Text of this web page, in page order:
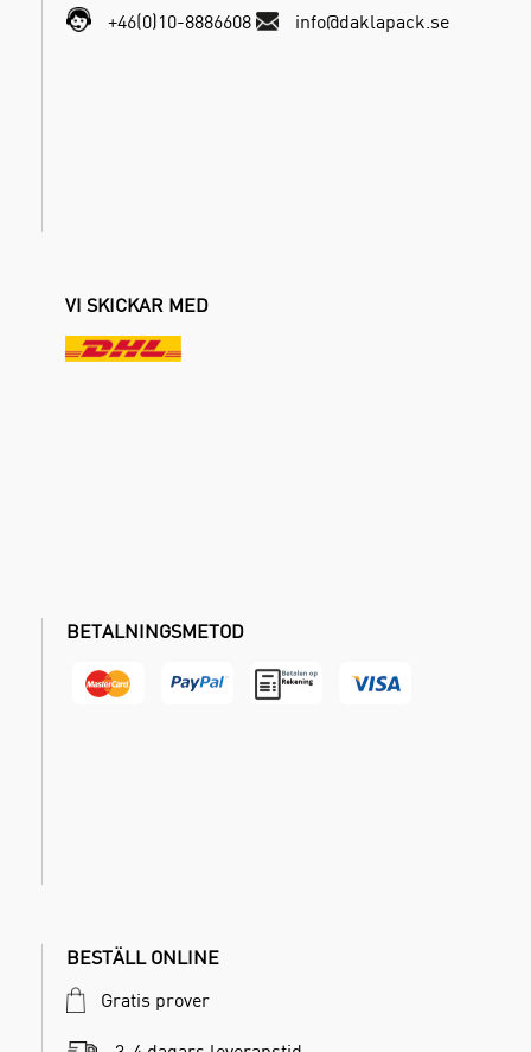
+46(0)10-8886608
info@daklapack.se
VI SKICKAR MED
BETALNINGSMETOD
BESTÄLL ONLINE
Gratis prover